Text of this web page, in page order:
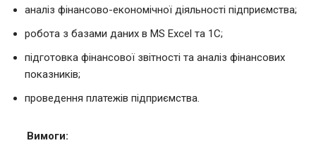
аналіз фінансово-економічної діяльності підприємства;
робота з базами даних в MS Excel та 1C;
підготовка фінансової звітності та аналіз фінансових
показників;
проведення платежів підприємства.
Вимоги: